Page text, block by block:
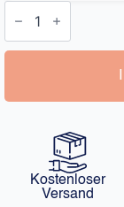
Personalisiertes
Kissen
für
Herren
Kostenloser
Versand